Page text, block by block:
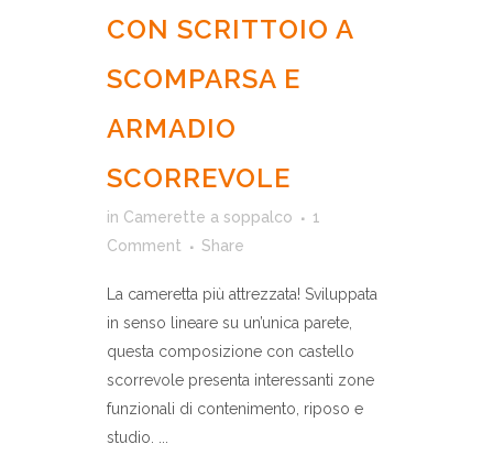
CON SCRITTOIO A
SCOMPARSA E
ARMADIO
SCORREVOLE
in Camerette a soppalco
1
Comment
Share
La cameretta più attrezzata! Sviluppata
in senso lineare su un’unica parete,
questa composizione con castello
scorrevole presenta interessanti zone
funzionali di contenimento, riposo e
studio. ...